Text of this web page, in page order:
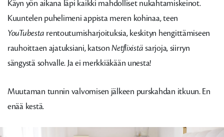
Käyn yön aikana läpi kaikki mahdolliset nukahtamiskeinot.
Kuuntelen puhelimeni appista meren kohinaa, teen
YouTubesta rentoutumisharjoituksia, keskityn hengittämiseen
rauhoittaen ajatuksiani, katsonNetflixistäsarjoja, siirryn
sängystä sohvalle. Ja ei merkkiäkään unesta!
Muutaman tunnin valvomisen jälkeen purskahdan itkuun. En
enää kestä.